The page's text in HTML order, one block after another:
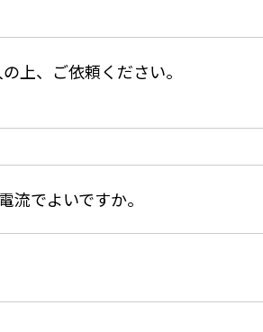
上、ご依頼ください。
でよいですか。